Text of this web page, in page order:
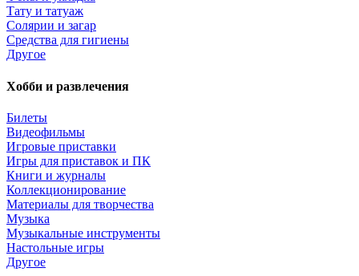
Тату и татуаж
Солярии и загар
Средства для гигиены
Другое
Хобби и развлечения
Билеты
Видеофильмы
Игровые приставки
Игры для приставок и ПК
Книги и журналы
Коллекционирование
Материалы для творчества
Музыка
Музыкальные инструменты
Настольные игры
Другое